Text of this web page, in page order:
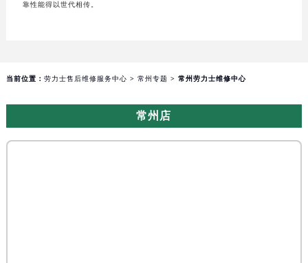
靠性能得以世代相传。
当前位置： 劳力士售后维修服务中心 > 常州专题 > 常州劳力士维修中心
常州店